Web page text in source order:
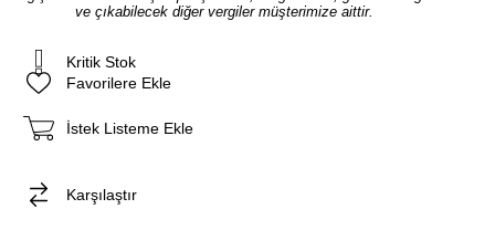
ve çıkabilecek diğer vergiler müşterimize aittir.
Kritik Stok
Favorilere Ekle
İstek Listeme Ekle
Karşılaştır